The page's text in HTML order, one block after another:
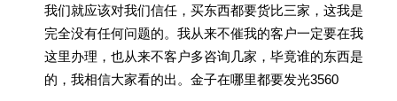
我们就应该对我们信任，买东西都要货比三家，这我是
完全没有任何问题的。我从来不催我的客户一定要在我
这里办理，也从来不客户多咨询几家，毕竟谁的东西是
的，我相信大家看的出。金子在哪里都要发光3560